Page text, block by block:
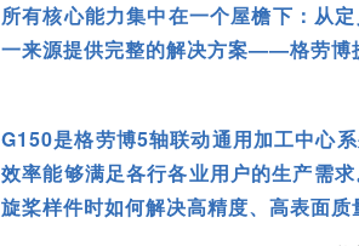
所有核心能力集中在一个屋檐下：从
一来源提供完整的解决方案——格劳博
G150是格劳博5轴联动通用加工中心
效率能够满足各行各业用户的生产需
旋桨样件时如何解决高精度、高表面